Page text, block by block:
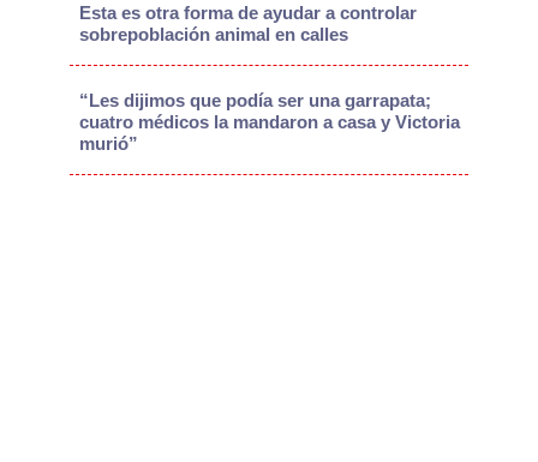
Esta es otra forma de ayudar a controlar
sobrepoblación animal en calles
“Les dijimos que podía ser una garrapata;
cuatro médicos la mandaron a casa y Victoria
murió”